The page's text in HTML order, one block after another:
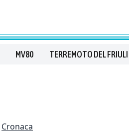
MV80 TERREMOTO DEL FRIULI
Cronaca